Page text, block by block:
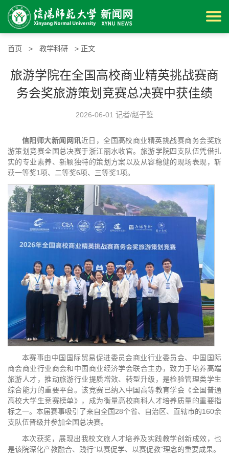
首页 > 教学科研 > 正文
旅游学院在全国高校商业精英挑战赛商
务会奖旅游策划竞赛总决赛中获佳绩
2026-06-01 记者/赵子鉴
信阳师大新闻网讯近日，全国高校商业精英挑战赛商务会奖旅
游策划竞赛全国总决赛于浙江丽水收官。旅游学院四支队伍凭借扎
实的专业素养、新颖独特的策划方案以及从容稳健的现场表现，斩
获一等奖1项、二等奖6项、三等奖1项。
本赛事由中国国际贸易促进委员会商业行业委员会、中国国际
商会商业行业商会和中国商业经济学会联合主办，致力于培养高端
旅游人才，推动旅游行业提质增效、转型升级，是检验管理类学生
综合能力的重要平台。该竞赛已纳入中国高等教育学会《全国普通
高校大学生竞赛榜单》，成为衡量高校商科人才培养质量的重要指
标之一。本届赛事吸引了来自全国28个省、自治区、直辖市的160余
支队伍晋级并参加全国总决赛。
本次获奖，展现出我校文旅人才培养及实践教学创新成效，也
是该院深化产教融合、践行“以赛促学、以赛促教”理念的重要成果。